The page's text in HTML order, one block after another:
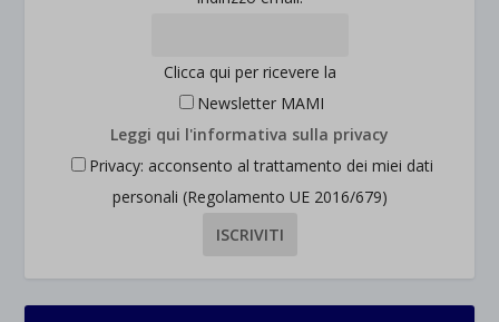
Clicca qui per ricevere la
Newsletter MAMI
Leggi qui l'informativa sulla privacy
Privacy: acconsento al trattamento dei miei dati
personali (Regolamento UE 2016/679)
jetpackState[message]
Questa categoria include tutti i cookie, i domini e i servizi che non
rientrano nelle altre categorie specifiche o che non sono stati
et-saved-post*